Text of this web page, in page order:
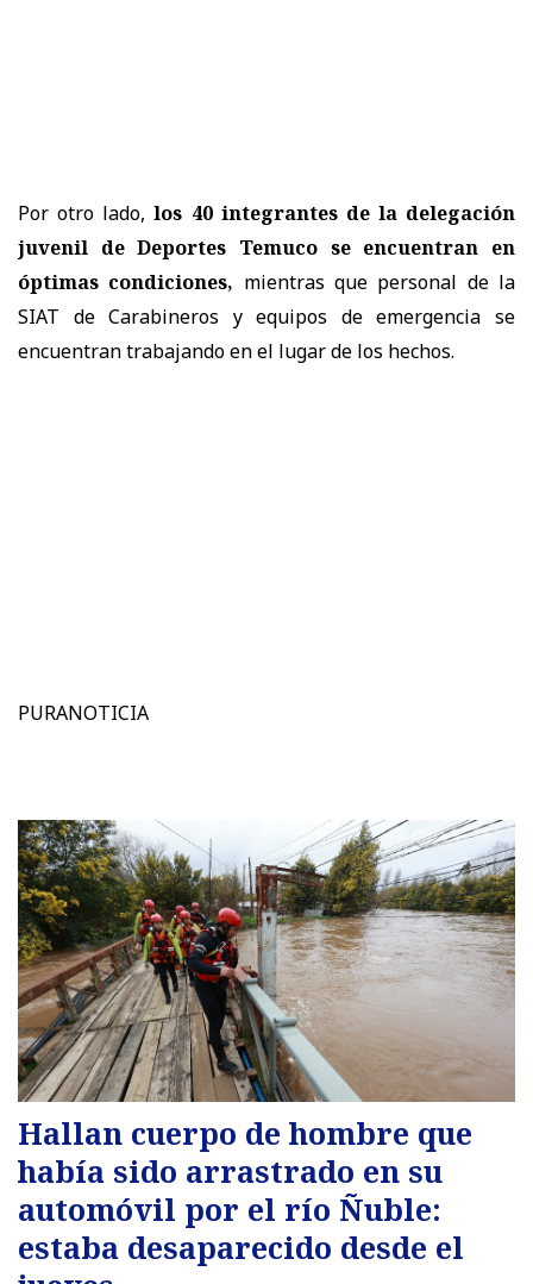
Por otro lado,los 40 integrantes de la delegación
juvenil de Deportes Temuco se encuentran en
óptimas condiciones, mientras que personal de la
SIAT de Carabineros y equipos de emergencia se
encuentran trabajando en el lugar de los hechos.
PURANOTICIA
Hallan cuerpo de hombre que
había sido arrastrado en su
automóvil por el río Ñuble:
estaba desaparecido desde el